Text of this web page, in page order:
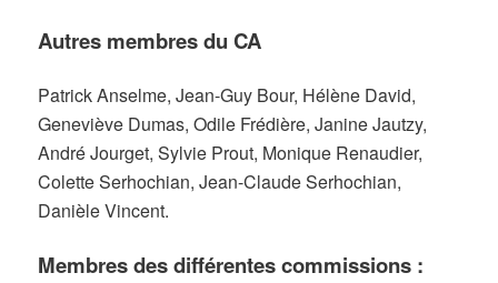
Autres membres du CA
Patrick Anselme, Jean-Guy Bour, Hélène David,
Geneviève Dumas,Odile Frédière, Janine Jautzy,
André Jourget,Sylvie Prout, Monique Renaudier,
Colette Serhochian, Jean-Claude Serhochian,
Danièle Vincent.
Membres des différentes commissions :